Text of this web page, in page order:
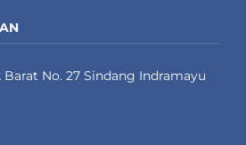
No. 27 Sindang Indramayu